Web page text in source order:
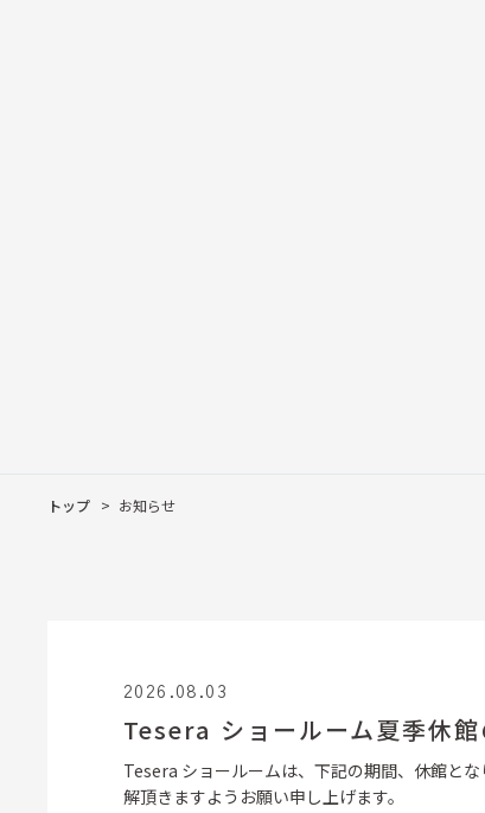
トップ お知らせ
2026.08.03
Tesera ショールーム夏季休館
Tesera ショールームは、下記の期間、休館と
解頂きますようお願い申し上げます。